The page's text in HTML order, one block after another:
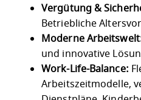
Vergütung &
Betriebliche
Moderne
und innovative
Work-Life-Balance:
Arbeitszeitmodelle,